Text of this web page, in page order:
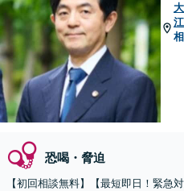
恐喝・脅迫
【初回相談無料】【最短即日！緊急